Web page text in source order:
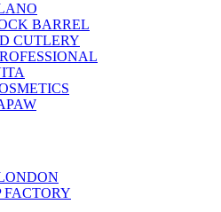
BARREL
CUTLERY